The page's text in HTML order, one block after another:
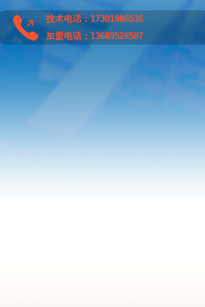
技术电话：17301986536
加盟电话：13689528587